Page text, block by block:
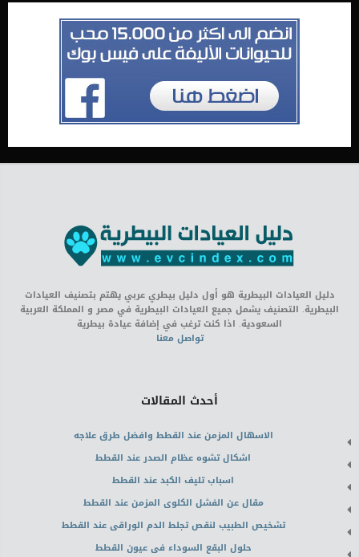
دليل العيادات البيطرية هو أول دليل بيطري عربي يهتم بتصنيف العيادات
البيطرية. التصنيف يشمل جميع العيادات البيطرية في مصر و المملكة العربية
السعودية. اذا كنت ترغب في إضافة عيادة بيطرية
تواصل معنا
أحدث المقالات
الاسهال المزمن عند القطط وافضل طرق علاجه
اشكال تشوه عظام الصدر عند القطط
اسباب تليف الكبد عند القطط
مقال عن الفشل الكلوى المزمن عند القطط
تشخيص الطبيب لنقص تجلط الدم الوراقى عند القطط
حلول البقع السوداء فى عيون القطط